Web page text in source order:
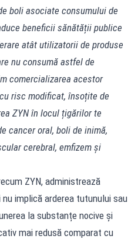
boli asociate consumului de
beneficii sănătății publice
atât utilizatorii de produse
nu consumă astfel de
comercializarea acestor
risc modificat, însoțite de
ZYN în locul țigărilor te
cancer oral, boli de inimă,
cerebral, emfizem și
ZYN, administrează
implică arderea tutunului sau
la substanțe nocive și
mai redusă comparat cu